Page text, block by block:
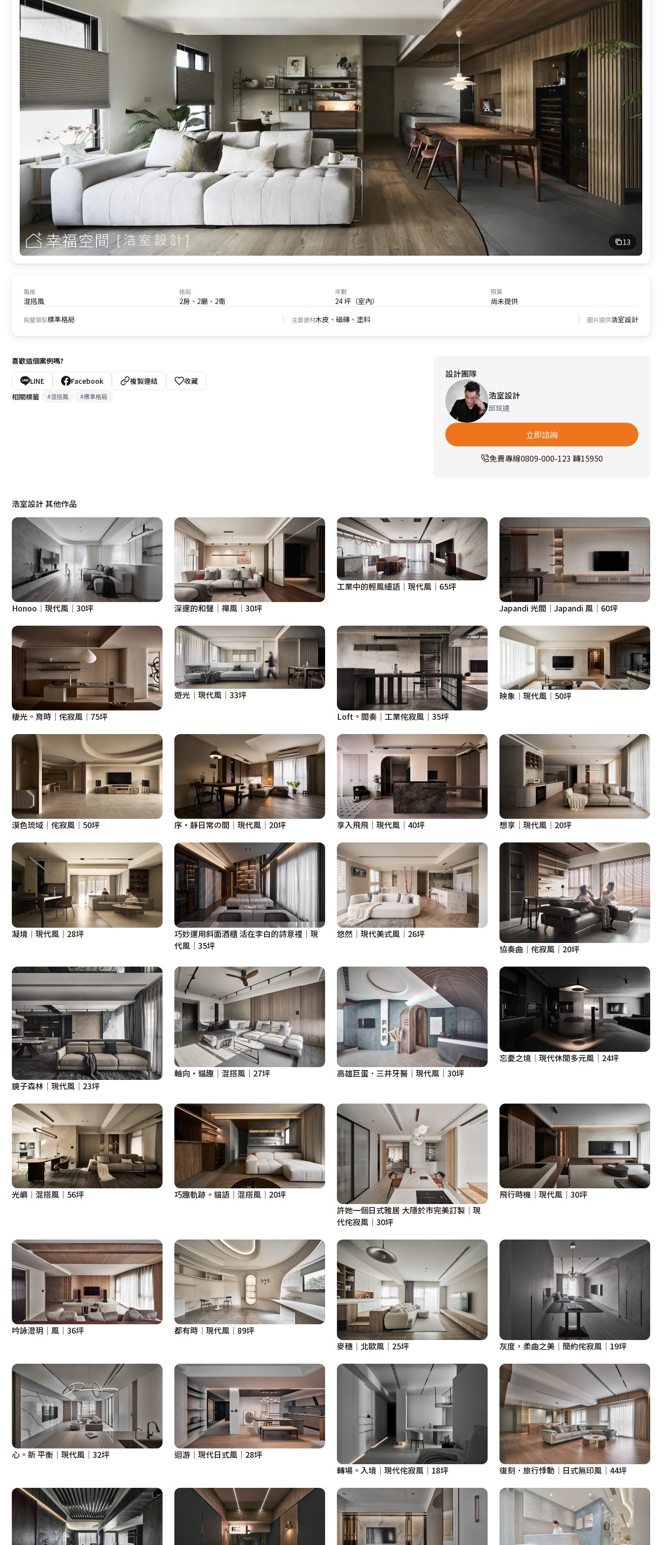
13
風格
混搭風
格局
2房、2廳、2衛
坪數
24 坪（室內）
預算
尚未提供
房屋類型標準格局 主要建材木皮、磁磚、塗料 圖片提供浩室設計
喜歡這個案例嗎?
LINE Facebook 複製連結
收藏
相關標籤
#混搭風 #標準格局
設計團隊
浩室設計
邱炫達
立即諮詢
免費專線0809-000-123 轉15950
浩室設計 其他作品
Honoo│現代風│30坪 深邃的和聲│禪風│30坪
工業中的輕風細語│現代風│65坪
Japandi 光間│Japandi 風│60坪
棲光。育時│侘寂風│75坪
遊光│現代風│33坪
Loft。間奏｜工業侘寂風｜35坪
映象│現代風│50坪
漠色琉域│侘寂風│50坪 序・靜日常の間│現代風│20坪 享入飛飛│現代風│40坪 想享│現代風│20坪
凝境│現代風│28坪
巧妙運用斜面酒櫃 活在李白的詩意裡｜現
代風｜35坪
悠然│現代美式風│26坪
協奏曲│侘寂風│20坪
鏡子森林│現代風│23坪
軸向‧貓趣│混搭風│27坪 高雄巨蛋．三井牙醫│現代風│30坪
忘憂之境│現代休閒多元風│24坪
光嶼│混搭風│56坪
巧趣軌跡。貓語│混搭風│20坪
許她一個日式雅居 大隱於市完美訂製│現
代侘寂風│30坪
飛行時機│現代風│30坪
吟詠澄玥│風│36坪
都有時│現代風│89坪
麥穗│北歐風│25坪
灰度，柔曲之美│簡約侘寂風│19坪
心。新 平衡│現代風│32坪
迴游│現代日式風│28坪
轉場。入境│現代侘寂風│18坪
復刻．旅行悸動│日式無印風│44坪